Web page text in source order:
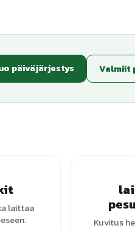
päiväjärjestys Valmiit
laittaa
Kuvitus